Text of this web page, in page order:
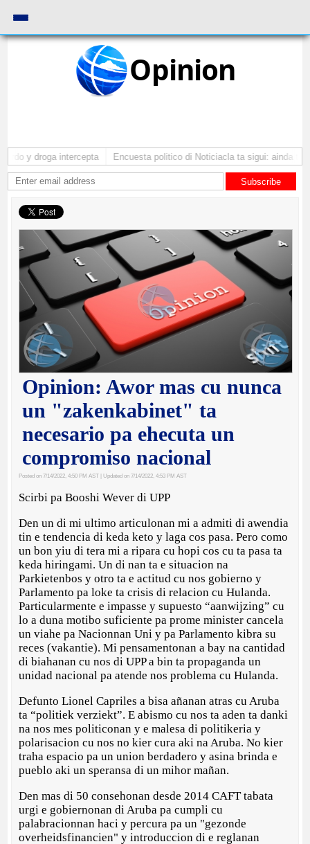
Opinion
y droga intercepta Encuesta politico di Noticiacla ta sigui: ainda tin
Subscribe
Opinion: Awor mas cu nunca
un "zakenkabinet" ta
necesario pa ehecuta un
compromiso nacional
Posted on 7/14/2022, 4:50 PM AST | Updated on 7/14/2022, 4:53 PM AST
Scirbi pa Booshi Wever di UPP
Den un di mi ultimo articulonan mi a admiti di awendia
tin e tendencia di keda keto y laga cos pasa. Pero como
un bon yiu di tera mi a ripara cu hopi cos cu ta pasa ta
keda hiringami. Un di nan ta e situacion na
Parkietenbos y otro ta e actitud cu nos gobierno y
Parlamento pa loke ta crisis di relacion cu Hulanda.
Particularmente e impasse y supuesto “aanwijzing” cu
lo a duna motibo suficiente pa prome minister cancela
un viahe pa Nacionnan Uni y pa Parlamento kibra su
reces (vakantie). Mi pensamentonan a bay na cantidad
di biahanan cu nos di UPP a bin ta propaganda un
unidad nacional pa atende nos problema cu Hulanda.
Defunto Lionel Capriles a bisa añanan atras cu Aruba
ta “politiek verziekt”. E abismo cu nos ta aden ta danki
na nos mes politiconan y e malesa di politikeria y
polarisacion cu nos no kier cura aki na Aruba. No kier
traha espacio pa un union berdadero y asina brinda e
pueblo aki un speransa di un mihor mañan.
Den mas di 50 consehonan desde 2014 CAFT tabata
urgi e gobiernonan di Aruba pa cumpli cu
palabracionnan haci y percura pa un "gezonde
overheidsfinancien" y introduccion di e reglanan